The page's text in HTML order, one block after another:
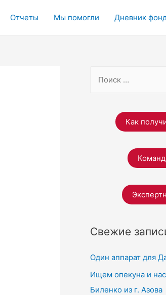
Отчеты Мы помогли Дневник
Как
Свежие
Один аппарат для
Ищем опекуна и
Биленко из г. Азова